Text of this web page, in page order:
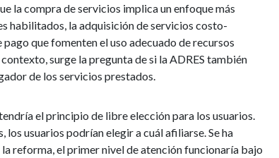
la compra de servicios implica un enfoque más
habilitados, la adquisición de servicios costo-
que fomenten el uso adecuado de recursos
surge la pregunta de si la ADRES también
de los servicios prestados.
el principio de libre elección para los usuarios.
usuarios podrían elegir a cuál afiliarse. Se ha
reforma, el primer nivel de atención funcionaría bajo